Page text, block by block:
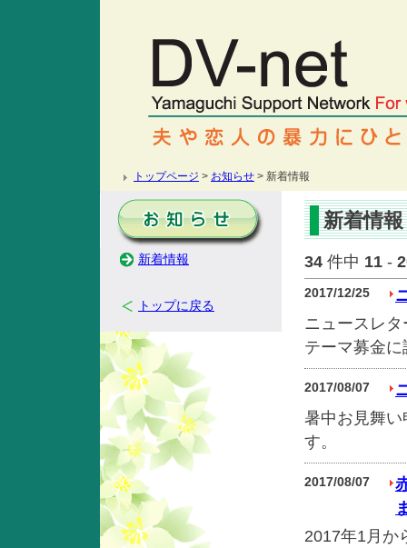
トップページ > お知らせ > 新着情報
新着情報
トップに戻る
新着情報
34 件中 11 -
2017/12/25
ニュースレ
テーマ募金
2017/08/07
暑中お見舞
す。
2017/08/07
2017年1月か